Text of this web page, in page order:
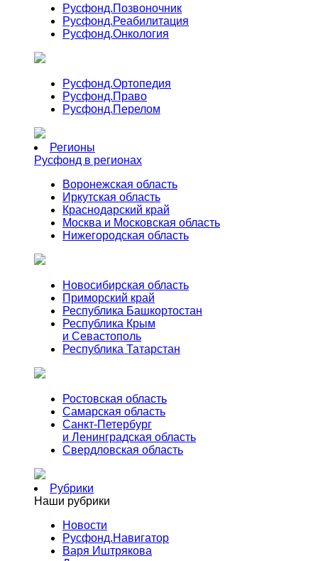
Русфонд.Позвоночник
Русфонд.Реабилитация
Русфонд.Онкология
Русфонд.Ортопедия
Русфонд.Право
Русфонд.Перелом
Регионы
Русфонд в регионах
Воронежская область
Иркутская область
Краснодарский край
Москва и Московская область
Нижегородская область
Новосибирская область
Приморский край
Республика Башкортостан
Республика Крым
и Севастополь
Республика Татарстан
Ростовская область
Самарская область
Санкт-Петербург
и Ленинградская область
Свердловская область
Рубрики
Наши рубрики
Новости
Русфонд.Навигатор
Варя Иштрякова